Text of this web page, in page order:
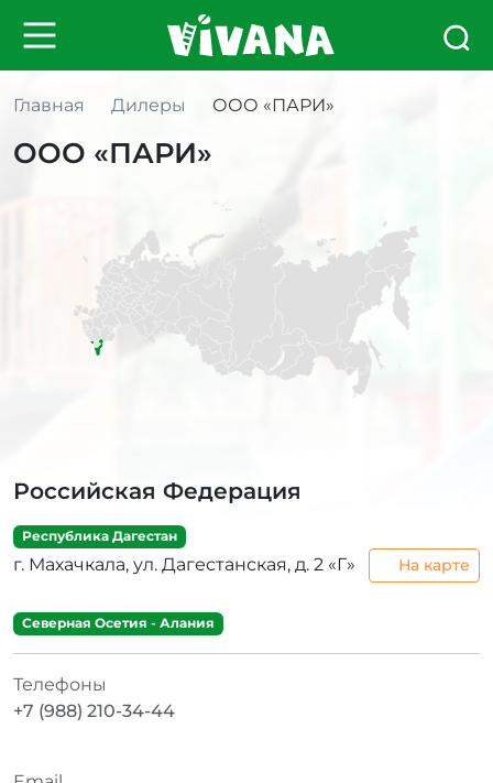
Главная Дилеры ООО «ПАРИ»
ООО «ПАРИ»
Российская Федерация
Республика Дагестан
г. Махачкала, ул. Дагестанская, д. 2 «Г» На карте
Северная Осетия - Алания
Телефоны
+7 (988) 210-34-44